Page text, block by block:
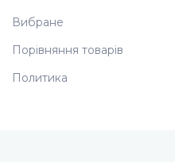
Вибране
Порівняння товарів
Политика